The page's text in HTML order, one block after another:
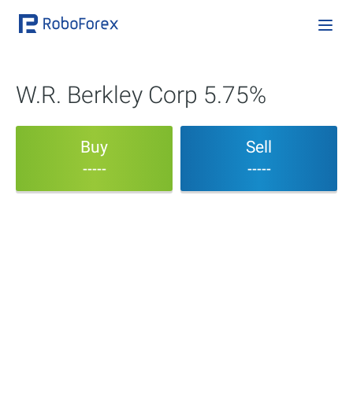
W.R. Berkley Corp 5.75%
Buy
-----
Sell
-----